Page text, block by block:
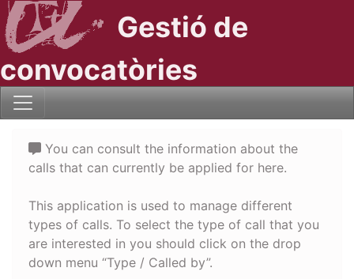
Gestió de
convocatòries
You can consult the information about the
calls that can currently be applied for here.
This application is used to manage different
types of calls. To select the type of call that you
are interested in you should click on the drop
down menu “Type / Called by”.